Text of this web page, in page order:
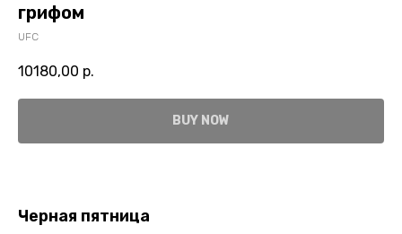
грифом
UFC
10180,00 р.
BUY NOW
Черная пятница